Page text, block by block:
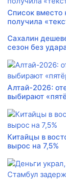
Список вместо
получила
Сахалин
сезон без
Алтай-2026:
выбирают
Китайцы в
вырос на 7,5%